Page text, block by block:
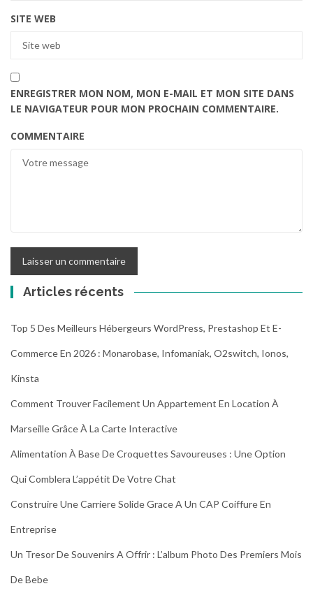
SITE WEB
ENREGISTRER MON NOM, MON E-MAIL ET MON SITE DANS
LE NAVIGATEUR POUR MON PROCHAIN COMMENTAIRE.
COMMENTAIRE
Articles récents
Top 5 Des Meilleurs Hébergeurs WordPress, Prestashop Et E-
Commerce En 2026 : Monarobase, Infomaniak, O2switch, Ionos,
Kinsta
Comment Trouver Facilement Un Appartement En Location À
Marseille Grâce À La Carte Interactive
Alimentation À Base De Croquettes Savoureuses : Une Option
Qui Comblera L’appétit De Votre Chat
Construire Une Carriere Solide Grace A Un CAP Coiffure En
Entreprise
Un Tresor De Souvenirs A Offrir : L’album Photo Des Premiers Mois
De Bebe